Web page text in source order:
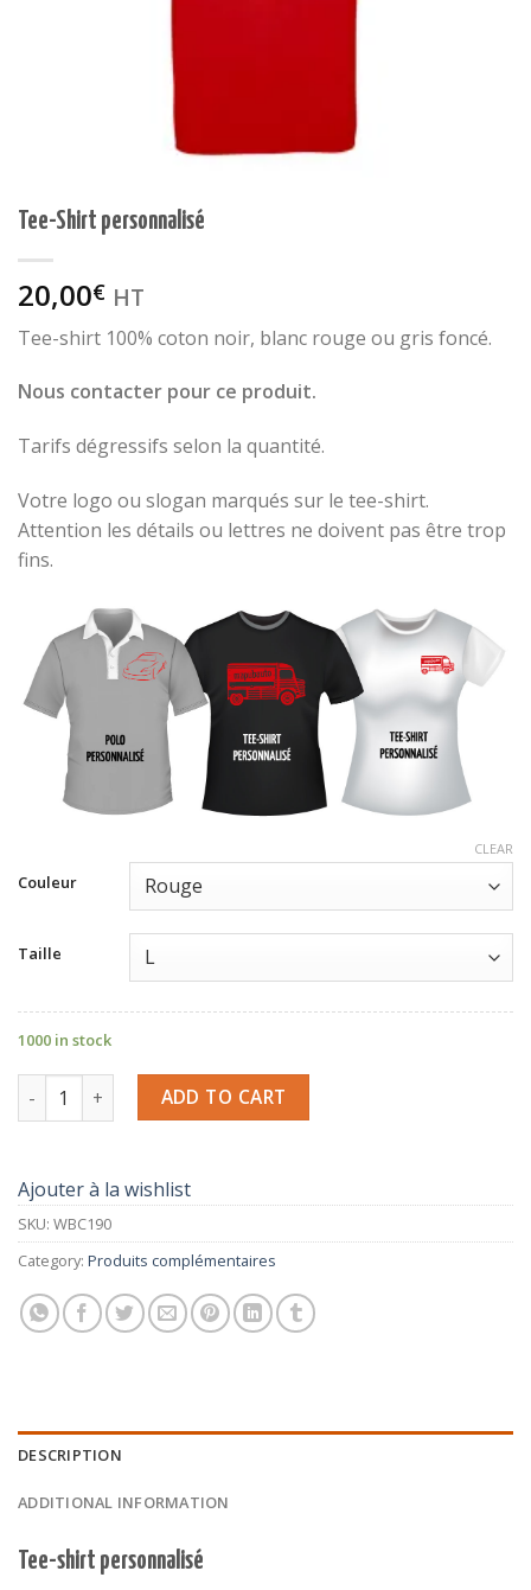
Tee-Shirt personnalisé
20,00€ HT
Tee-shirt 100% coton noir, blanc rouge ou gris foncé.
Nous contacter pour ce produit.
Tarifs dégressifs selon la quantité.
Votre logo ou slogan marqués sur le tee-shirt.
Attention les détails ou lettres ne doivent pas être trop
fins.
Couleur
Taille
CLEAR
1000 in stock
Tee-Shirt personnalisé quantity
ADD TO CART
Ajouter à la wishlist
SKU: WBC190
Category: Produits complémentaires
DESCRIPTION
ADDITIONAL INFORMATION
Tee-shirt personnalisé